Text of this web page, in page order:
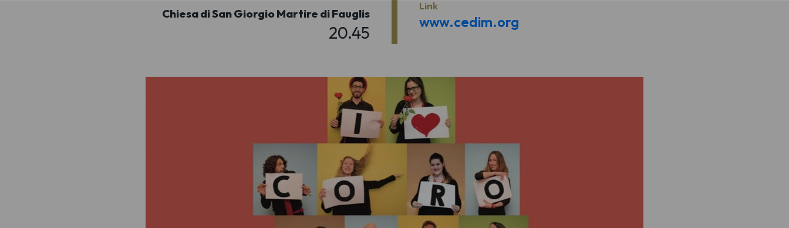
Chiesa di San Giorgio Martire di Fauglis
20.45
Link
www.cedim.org